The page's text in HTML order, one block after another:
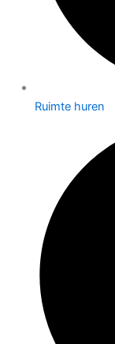
Ruimte huren